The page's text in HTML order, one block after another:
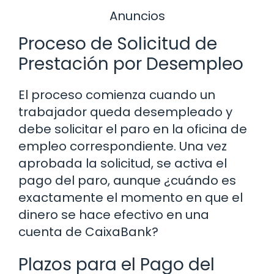
Anuncios
Proceso de Solicitud de
Prestación por Desempleo
El proceso comienza cuando un
trabajador queda desempleado y
debe solicitar el paro en la oficina de
empleo correspondiente. Una vez
aprobada la solicitud, se activa el
pago del paro, aunque ¿cuándo es
exactamente el momento en que el
dinero se hace efectivo en una
cuenta de CaixaBank?
Plazos para el Pago del